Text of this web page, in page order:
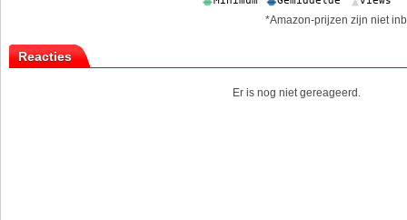
*Amazon-prijzen zijn niet
Reacties
Er is nog niet gereageerd.